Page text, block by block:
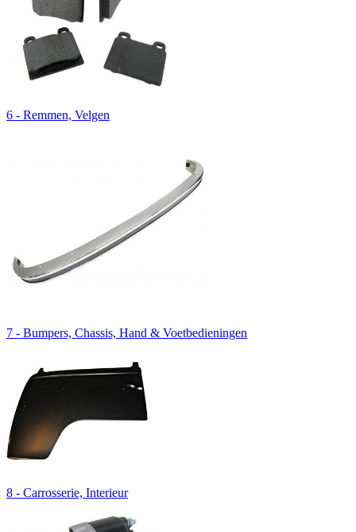
6 - Remmen, Velgen
7 - Bumpers, Chassis, Hand & Voetbedieningen
8 - Carrosserie, Interieur